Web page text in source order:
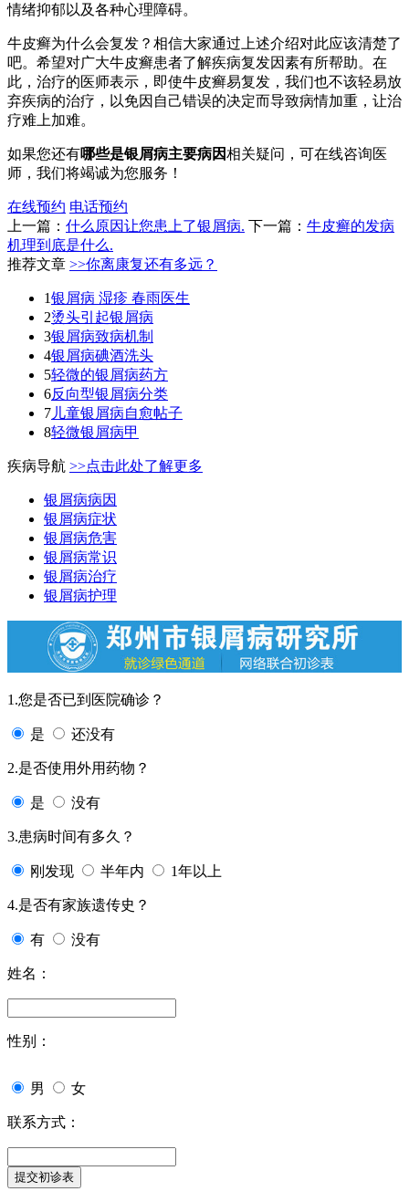
情绪抑郁以及各种心理障碍。
牛皮癣为什么会复发？相信大家通过上述介绍对此应该清楚了
吧。希望对广大牛皮癣患者了解疾病复发因素有所帮助。在
此，治疗的医师表示，即使牛皮癣易复发，我们也不该轻易放
弃疾病的治疗，以免因自己错误的决定而导致病情加重，让治
疗难上加难。
如果您还有哪些是银屑病主要病因相关疑问，可在线咨询医
师，我们将竭诚为您服务！
在线预约 电话预约
上一篇： 什么原因让您患上了银屑病. 下一篇： 牛皮癣的发病
机理到底是什么.
推荐文章 >>你离康复还有多远？
1银屑病 湿疹 春雨医生
2烫头引起银屑病
3银屑病致病机制
4银屑病碘酒洗头
5轻微的银屑病药方
6反向型银屑病分类
7 儿童银屑病自愈帖子
8轻微银屑病甲
疾病导航 >>点击此处了解更多
银屑病病因
银屑病症状
银屑病危害
银屑病常识
银屑病治疗
银屑病护理
1.您是否已到医院确诊？
是 还没有
2.是否使用外用药物？
是 没有
3.患病时间有多久？
刚发现 半年内 1年以上
4.是否有家族遗传史？
有 没有
姓名：
性别：
男 女
联系方式：